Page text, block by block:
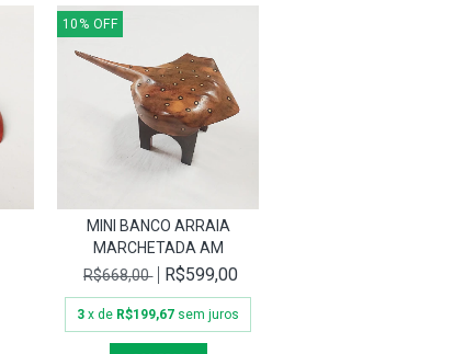
10 % OFF
MINI BANCO ARRAIA
MARCHETADA AM
R$668,00
R$599,00
3 x de R$199,67 sem juros